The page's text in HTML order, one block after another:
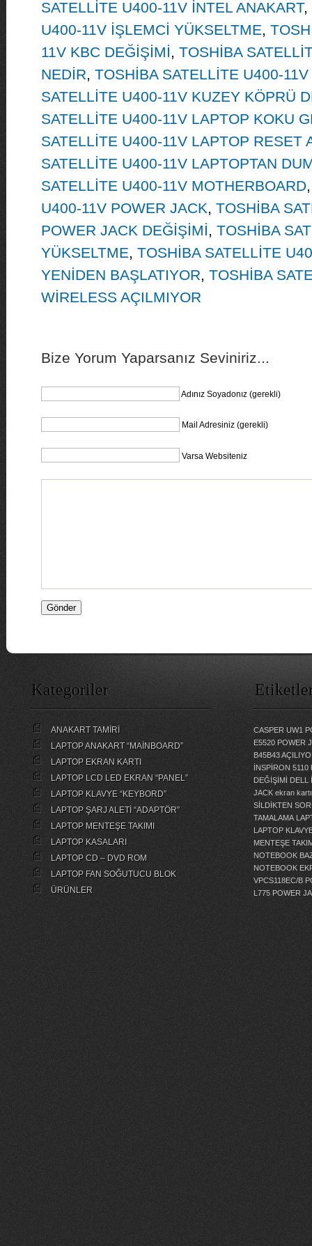
SATELLİTE U400-11V İNTEL ANAKART,
U400-11V İŞLEMCİ YÜKSELTME,
11V KBC DEĞİŞİMİ, TOSHİBA
NEDİR, TOSHİBA SATELLİTE U400-
SATELLİTE U400-11V KUZEY KÖPRÜ
SATELLİTE U400-11V LAPTOP KOKU
SATELLİTE U400-11V LAPTOP RESET
SATELLİTE U400-11V LAPTOPTAN
SATELLİTE U400-11V MOTHERBOARD
U400-11V POWER JACK, TOSHİBA
POWER JACK DEĞİŞİMİ, TOSHİBA
YÜKSELTME, TOSHİBA SATELLİTE
YENİDEN BAŞLATIYOR, TOSHİBA
WİRELESS AÇILMIYOR
Bize Yorum Yaparsanız Seviniriz...
Adınız Soyadonız (gerekli)
Mail Adresiniz (gerekli)
Varsa Websiteniz
Kategoriler
ANAKART TAMİRİ
LAPTOP ANAKART “MAİNBOARD”
LAPTOP EKRAN KARTI
LAPTOP LCD LED EKRAN “PANEL”
LAPTOP KLAVYE “KEYBORD”
LAPTOP ŞARJ ALETİ “ADAPTÖR”
LAPTOP MENTEŞE TAKIMI
LAPTOP KASALARI
LAPTOP CD – DVD ROM
LAPTOP FAN SOĞUTUCU BLOK
ÜRÜNLER
CASPER UW1
E5520 POWER
B45B43
İNSPİRON
DEĞİŞİMİ
DELL
JACK ekran
SİLDİKTEN
TAMALAMA
LAPTOP
MENTEŞE
NOTEBOOK
NOTEBOOK
VPCS118EC/B
L775 POWER